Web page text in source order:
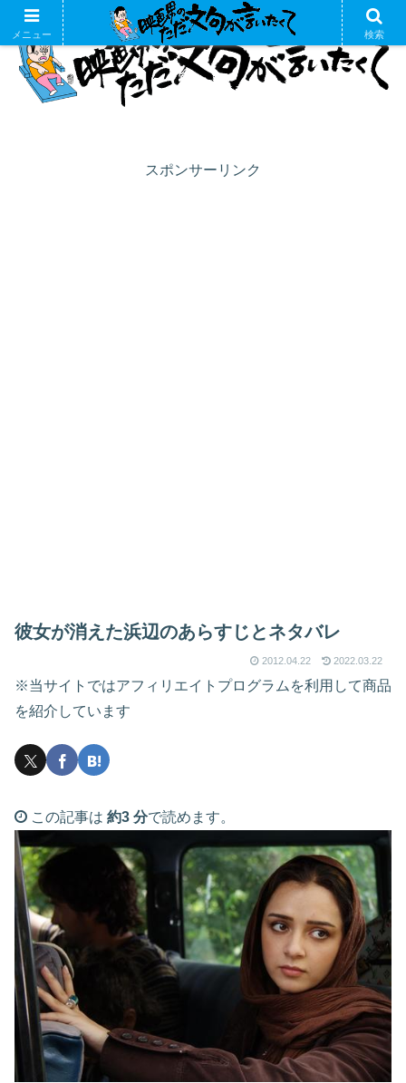
スポンサーリンク
彼女が消えた浜辺のあらすじとネタバレ
2012.04.22 2022.03.22
※当サイトではアフィリエイトプログラムを利用して商品
を紹介しています
この記事は 約3 分で読めます。
メニュー 検索